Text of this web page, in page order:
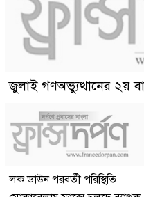
জুলাই গণঅভ্যুত্থানের ২য়
লক ডাউন পরবর্তী পরিস্থিতি